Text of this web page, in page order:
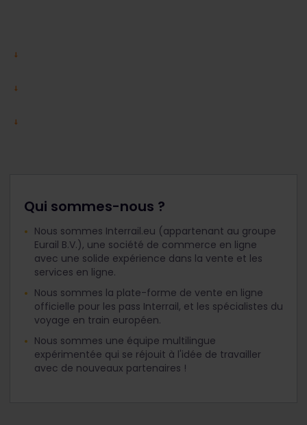
Qui sommes-nous ?
Nous sommes Interrail.eu (appartenant au groupe
Eurail B.V.), une société de commerce en ligne
avec une solide expérience dans la vente et les
services en ligne.
Nous sommes la plate-forme de vente en ligne
officielle pour les pass Interrail, et les spécialistes du
voyage en train européen.
Nous sommes une équipe multilingue
expérimentée qui se réjouit à l'idée de travailler
avec de nouveaux partenaires !